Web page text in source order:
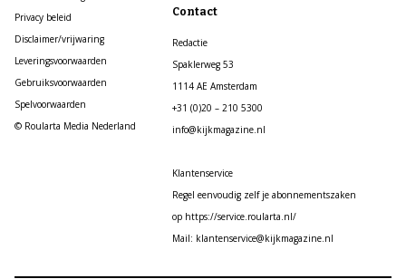
Privacy beleid
Disclaimer/vrijwaring
Leveringsvoorwaarden
Gebruiksvoorwaarden
Spelvoorwaarden
© Roularta Media Nederland
Contact
Redactie
Spaklerweg 53
1114 AE Amsterdam
+31 (0)20 – 210 5300
info@kijkmagazine.nl
Klantenservice
Regel eenvoudig zelf je abonnementszaken
op https://service.roularta.nl/
Mail: klantenservice@kijkmagazine.nl